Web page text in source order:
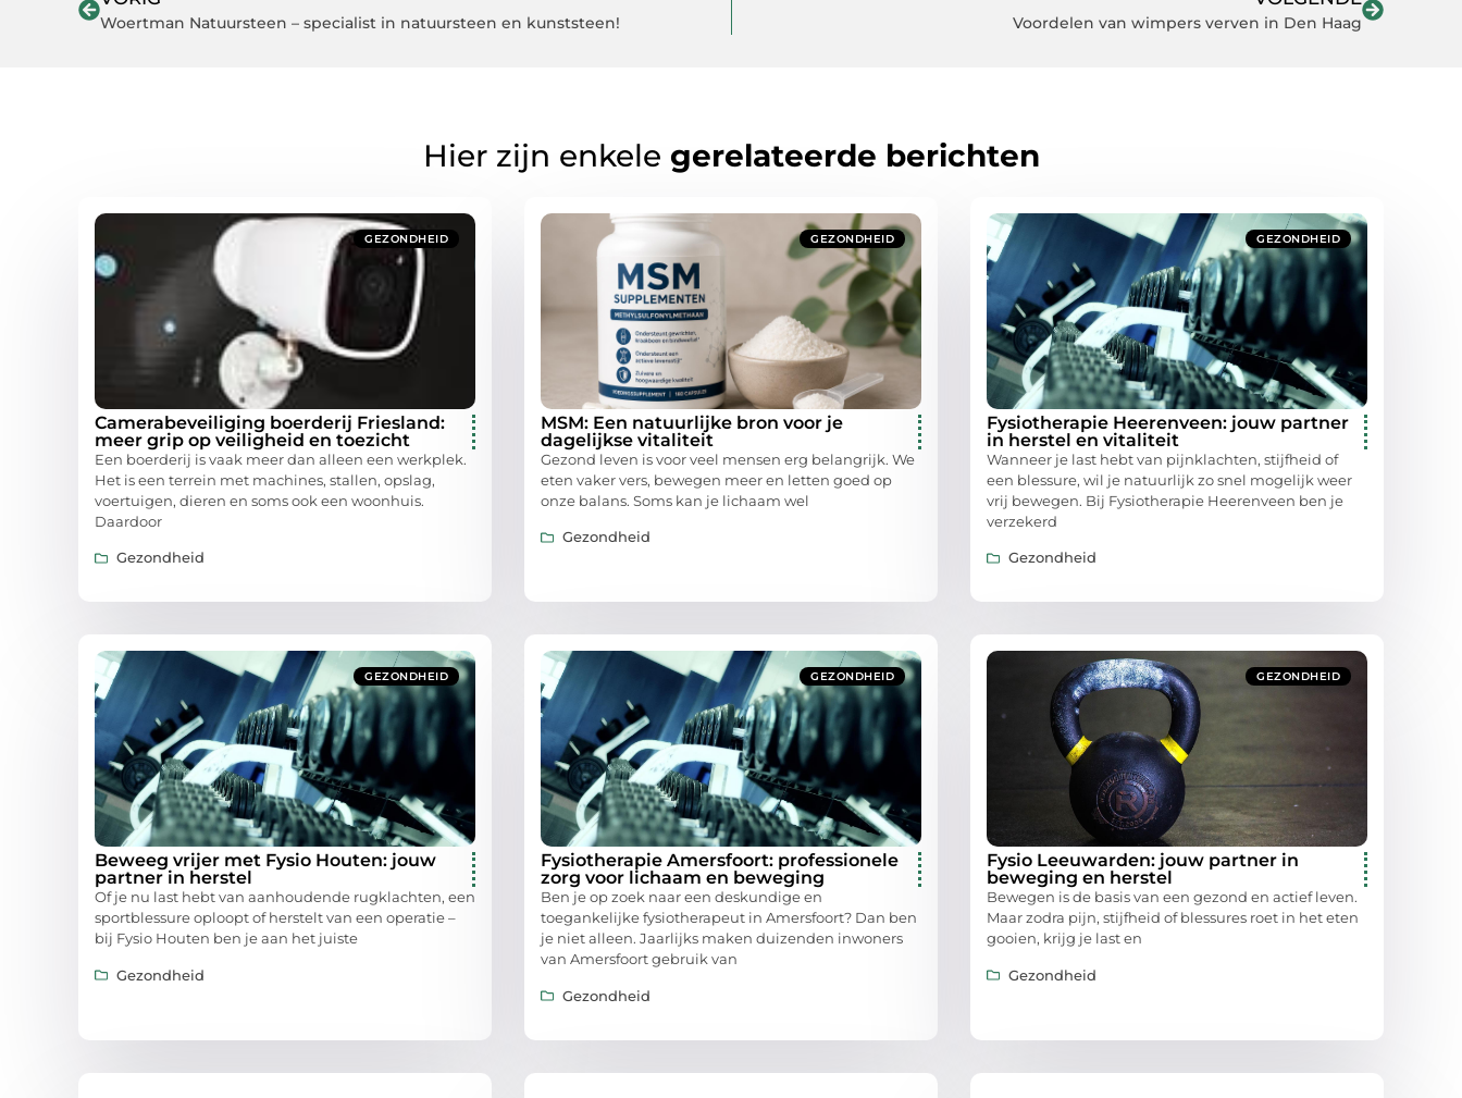
Woertman Natuursteen – specialist in natuursteen en kunststeen! Voordelen van wimpers verven in Den Haag
Hier zijn enkele gerelateerde berichten
GEZONDHEID
Camerabeveiliging boerderij Friesland:
meer grip op veiligheid en toezicht
Een boerderij is vaak meer dan alleen een werkplek.
Het is een terrein met machines, stallen, opslag,
voertuigen, dieren en soms ook een woonhuis.
Daardoor
Gezondheid
GEZONDHEID
MSM: Een natuurlijke bron voor je
dagelijkse vitaliteit
Gezond leven is voor veel mensen erg belangrijk. We
eten vaker vers, bewegen meer en letten goed op
onze balans. Soms kan je lichaam wel
Gezondheid
GEZONDHEID
Fysiotherapie Heerenveen: jouw partner
in herstel en vitaliteit
Wanneer je last hebt van pijnklachten, stijfheid of
een blessure, wil je natuurlijk zo snel mogelijk weer
vrij bewegen. Bij Fysiotherapie Heerenveen ben je
verzekerd
Gezondheid
GEZONDHEID
Beweeg vrijer met Fysio Houten: jouw
partner in herstel
Of je nu last hebt van aanhoudende rugklachten, een
sportblessure oploopt of herstelt van een operatie –
bij Fysio Houten ben je aan het juiste
Gezondheid
GEZONDHEID
Fysiotherapie Amersfoort: professionele
zorg voor lichaam en beweging
Ben je op zoek naar een deskundige en
toegankelijke fysiotherapeut in Amersfoort? Dan ben
je niet alleen. Jaarlijks maken duizenden inwoners
van Amersfoort gebruik van
Gezondheid
GEZONDHEID
Fysio Leeuwarden: jouw partner in
beweging en herstel
Bewegen is de basis van een gezond en actief leven.
Maar zodra pijn, stijfheid of blessures roet in het eten
gooien, krijg je last en
Gezondheid